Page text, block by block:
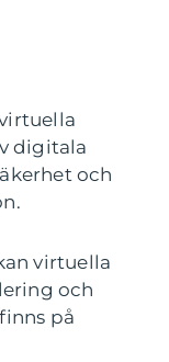
digitala
och
virtuella
och
på